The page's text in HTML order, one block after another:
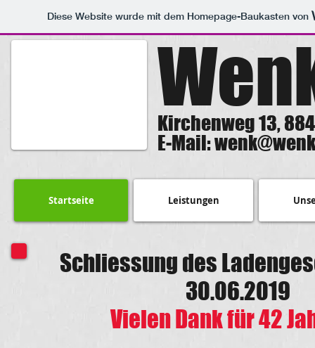
Diese Website wurde mit dem Homepage-Baukasten von
Kirchenweg 13,
E-Mail:
Schliessung des
30.06.2019
Vielen Dank für 42
Startseite Leistungen